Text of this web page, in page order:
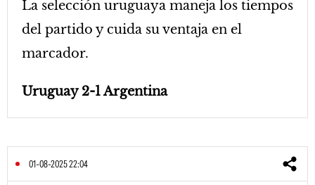
La selección uruguaya maneja los tiempos
del partido y cuida su ventaja en el
marcador.
Uruguay 2-1 Argentina
01-08-2025 22:04